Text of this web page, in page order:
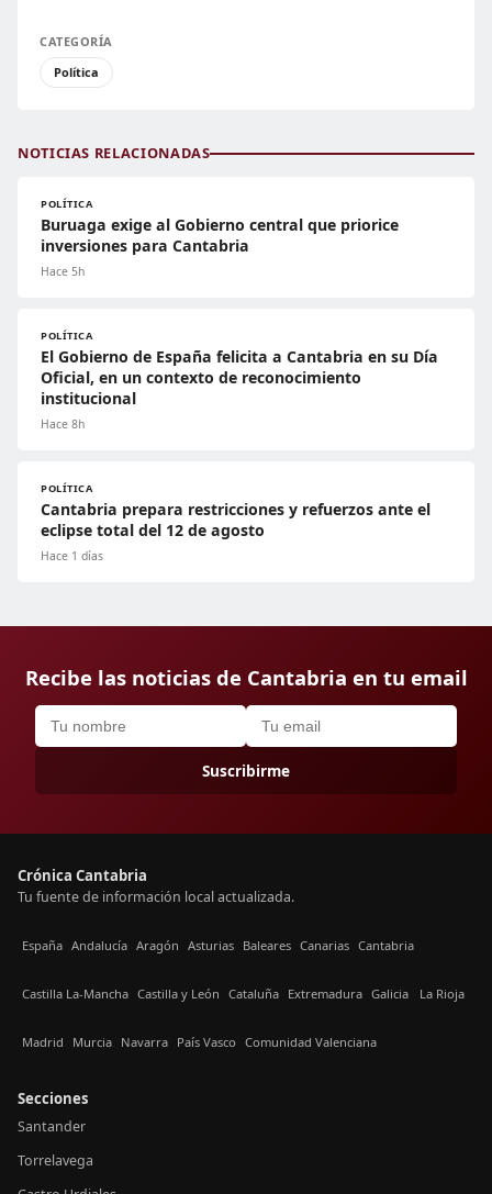
CATEGORÍA
Política
NOTICIAS RELACIONADAS
POLÍTICA
Buruaga exige al Gobierno central que priorice
inversiones para Cantabria
Hace 5h
POLÍTICA
El Gobierno de España felicita a Cantabria en su Día
Oficial, en un contexto de reconocimiento
institucional
Hace 8h
POLÍTICA
Cantabria prepara restricciones y refuerzos ante el
eclipse total del 12 de agosto
Hace 1 días
Recibe las noticias de Cantabria en tu email
Suscribirme
Crónica Cantabria
Tu fuente de información local actualizada.
España Andalucía Aragón Asturias Baleares Canarias Cantabria
Castilla La-Mancha Castilla y León Cataluña Extremadura Galicia La Rioja
Madrid Murcia Navarra País Vasco Comunidad Valenciana
Secciones
Santander
Torrelavega